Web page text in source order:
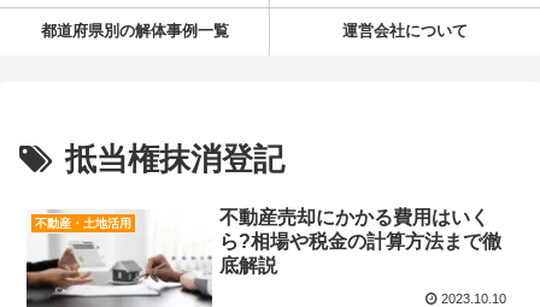
都道府県別の解体事例一覧 運営会社について
抵当権抹消登記
不動産・土地活用
不動産売却にかかる費用はいく
ら?相場や税金の計算方法まで徹
底解説
2023.10.10